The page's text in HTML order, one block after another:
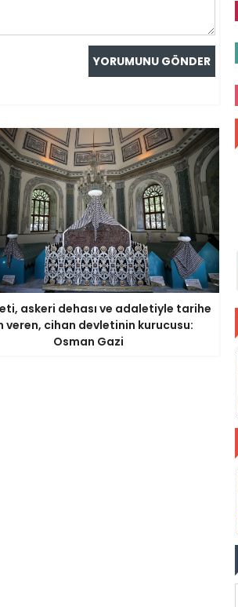
askeri dehası ve adaletiyle tarihe
veren, cihan devletinin kurucusu:
Osman Gazi